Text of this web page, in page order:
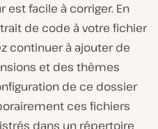
facile à corriger. En
de code à votre fichier
continuer à ajouter de
et des thèmes
de ce dossier
ces fichiers
dans un répertoire